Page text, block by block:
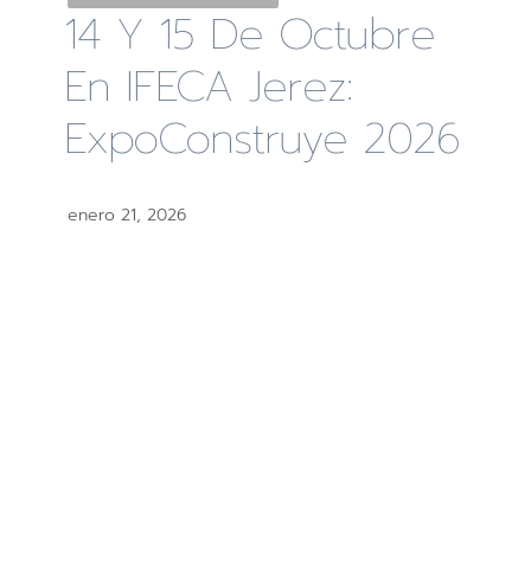
14 Y 15 De Octubre
En IFECA Jerez:
ExpoConstruye 2026
enero 21, 2026